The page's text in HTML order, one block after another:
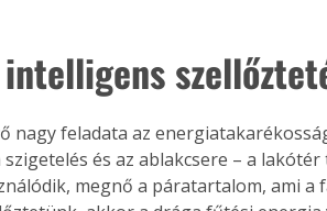
nagy feladata az
és az ablakcsere – a
megnő a páratartalom, ami a